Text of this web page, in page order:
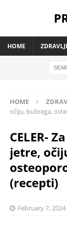
HOME
HOME
očiju, bubrega,
CELER-
jetre,
(recepti)
February 7, 2024